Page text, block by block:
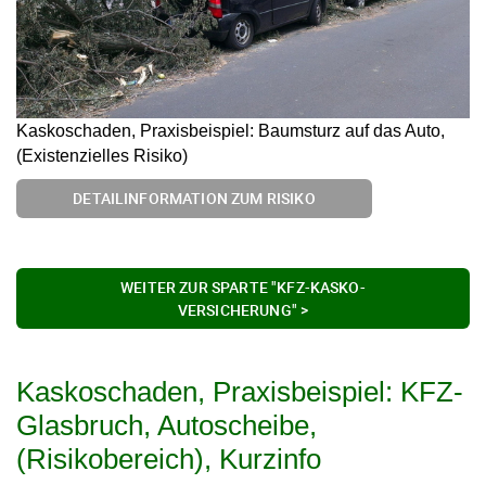
Kaskoschaden, Praxisbeispiel: Baumsturz auf das Auto,
(Existenzielles Risiko)
DETAILINFORMATION ZUM RISIKO
WEITER ZUR SPARTE "KFZ-KASKO-
VERSICHERUNG" >
Kaskoschaden, Praxisbeispiel: KFZ-
Glasbruch, Autoscheibe,
(Risikobereich), Kurzinfo